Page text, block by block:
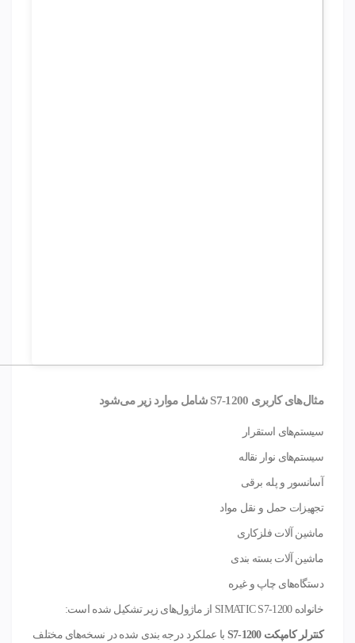
مثال‌هایکاربری S7-1200شامل موارد زیر می‌شود
سیستم‌های استقرار
سیستم‌های نوار نقاله
آسانسور و پله برقی
تجهیزات حمل و نقل مواد
ماشین آلات فلزکاری
ماشین آلات بسته بندی
دستگاه‌های چاپ و غیره
خانواده SIMATIC S7-1200 از ماژول‌های زیر تشکیل شده است:
کنترلر کامپکتS7-1200 با عملکرد درجه بندی شده در نسخه‌های مختلف